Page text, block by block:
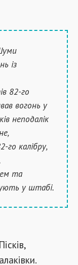
із
82-го
вогонь у
неподалік
го калібру,
та
у штабі.